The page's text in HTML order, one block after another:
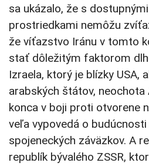
sa ukázalo, že s
prostriedkami nemôžu
že víťazstvo Iránu v tomto
stať dôležitým faktorom
Izraela, ktorý je blízky USA,
arabských štátov,
konca v boji proti otvorene
veľa vypovedá o
spojeneckých záväzkov. A
republík bývalého ZSSR,